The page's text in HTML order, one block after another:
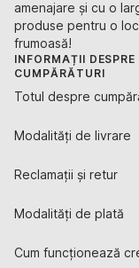
amenajare și cu o
produse pentru o
frumoasă!
INFORMAȚII DESPRE
CUMPĂRĂTURI
Totul despre
Modalități de livrare
Reclamații și retur
Modalități de plată
Cum funcționează